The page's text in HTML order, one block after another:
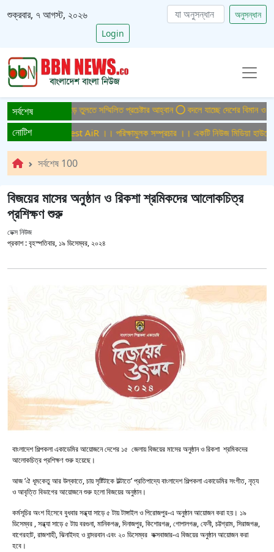
শুক্রবার, ৭ আগস্ট, ২০২৬
অনুসন্ধান
Login
সর্বশেষ
বাংলাদেশ গড়ে তুলতে সম্মিলিত প্রচেষ্টার আহ্বান বদলে যাচ্ছে দেশের বিমান ও
নোটিশ
সম্প্রচার ।। Test AiR ।। পরিক্ষামুলক সম্প্রচার ।। একটি নিউজ মিডিয়া হাউজের
সর্বশেষ 100
বিজয়ের মাসের অনুষ্ঠান ও রিকশা শ্রমিকদের আলোকচিত্র
প্রশিক্ষণ শুরু
ডেক্স নিউজ
প্রকাশ :বৃহস্পতিবার, ১৯ ডিসেম্বর, ২০২৪
বাংলাদেশ শিল্পকলা একাডেমির আয়োজনে দেশের ১৫ জেলায় বিজয়ের মাসের অনুষ্ঠান ও রিকশা শ্রমিকদের
আলোকচিত্র প্রশিক্ষণ শুরু হয়েছে।
আজ ‘ঐ ধূমকেতু আর উল্কাতে, চায় সৃষ্টিটাকে উল্টাতে’ প্রতিপাদ্যে বাংলাদেশ শিল্পকলা একাডেমির সংগীত, নৃত্য
ও আবৃত্তি বিভাগের আয়োজনে শুরু হলো বিজয়ের অনুষ্ঠান।
কর্মসূচির অংশ হিসেবে বুধবার সন্ধ্যা সাড়ে ৫ টায় টাঙ্গাইল ও পিরোজপুর-এ অনুষ্ঠান আয়োজন করা হয়। ১৯
ডিসেম্বর , সন্ধ্যা সাড়ে ৫ টায় বরগুনা, মানিকগঞ্জ, দিনাজপুর, কিশোরগঞ্জ, গোপালগঞ্জ, ফেনী, চট্টগ্রাম, সিরাজগঞ্জ,
বাগেরহাট, রাজশাহী, ঝিনাইদহ ও বান্দরবান এবং ২০ ডিসেম্বর কক্সবাজার-এ বিজয়ের অনুষ্ঠান আয়োজন করা
হবে।